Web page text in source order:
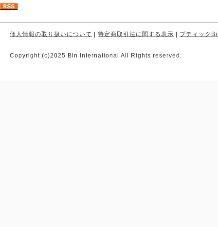
個人情報の取り扱いについて 特定商取引法に関する表示 ブティック
Copyright (c)2025 Bin International All Rights reserved.